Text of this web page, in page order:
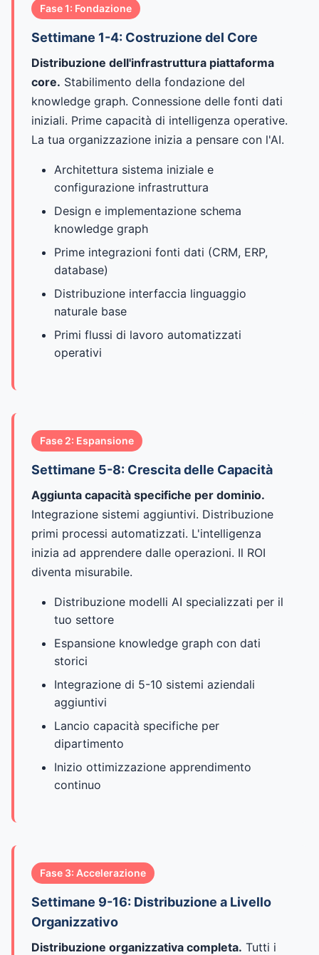
Fase 1: Fondazione
Settimane 1-4: Costruzione del Core
Distribuzione dell'infrastruttura piattaforma
core. Stabilimento della fondazione del
knowledge graph. Connessione delle fonti dati
iniziali. Prime capacità di intelligenza operative.
La tua organizzazione inizia a pensare con l'AI.
Architettura sistema iniziale e
configurazione infrastruttura
Design e implementazione schema
knowledge graph
Prime integrazioni fonti dati (CRM, ERP,
database)
Distribuzione interfaccia linguaggio
naturale base
Primi flussi di lavoro automatizzati
operativi
Fase 2: Espansione
Settimane 5-8: Crescita delle Capacità
Aggiunta capacità specifiche per dominio.
Integrazione sistemi aggiuntivi. Distribuzione
primi processi automatizzati. L'intelligenza
inizia ad apprendere dalle operazioni. Il ROI
diventa misurabile.
Distribuzione modelli AI specializzati per il
tuo settore
Espansione knowledge graph con dati
storici
Integrazione di 5-10 sistemi aziendali
aggiuntivi
Lancio capacità specifiche per
dipartimento
Inizio ottimizzazione apprendimento
continuo
Fase 3: Accelerazione
Settimane 9-16: Distribuzione a Livello
Organizzativo
Distribuzione organizzativa completa. Tutti i